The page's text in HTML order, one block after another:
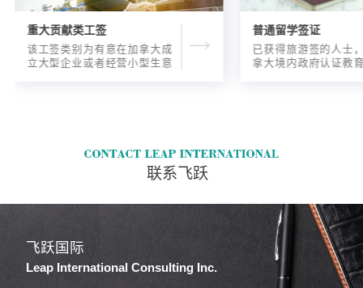
重大贡献类工签
该工签类别为有意在加拿大成
立大型企业或者经营小型生意
普通留学签证
已获得旅游签的人士
拿大境内政府认证教
联系飞跃
飞跃国际
Leap International Consulting Inc.